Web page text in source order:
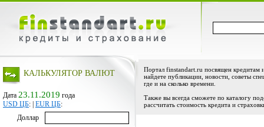
КАЛЬКУЛЯТОР ВАЛЮТ
Дата 23.11.2019 года
USD ЦБ: EUR ЦБ:
Доллар
Портал finstandart.ru посвящен кредитам
найдете публикации, новости, советы
где и на сколько времени.
Также вы всегда сможете по каталогу
рассчитать стоимость кредита и